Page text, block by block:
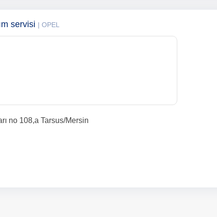
servisi | OPEL
no 108,a Tarsus/Mersin